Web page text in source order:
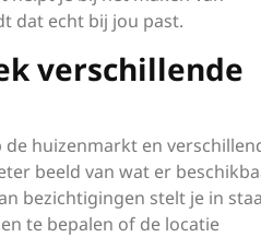
dat echt bij jou past.
verschillende
huizenmarkt en
beeld van wat er
bezichtigingen stelt je in
te bepalen of de locatie